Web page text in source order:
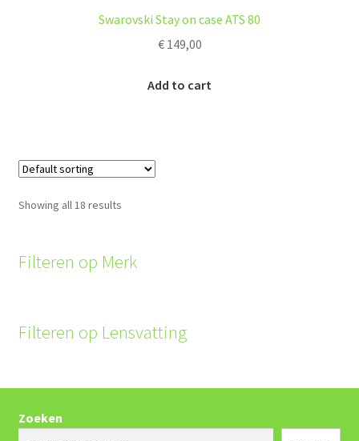
Swarovski Stay on case ATS 80
€149,00
Add to cart
Showing all 18 results
Filteren op Merk
Filteren op Lensvatting
Zoeken